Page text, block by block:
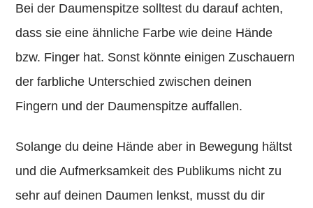
Bei der Daumenspitze solltest du darauf achten,
dass sie eine ähnliche Farbe wie deine Hände
bzw. Finger hat. Sonst könnte einigen Zuschauern
der farbliche Unterschied zwischen deinen
Fingern und der Daumenspitze auffallen.
Solange du deine Hände aber in Bewegung hältst
und die Aufmerksamkeit des Publikums nicht zu
sehr auf deinen Daumen lenkst, musst du dir